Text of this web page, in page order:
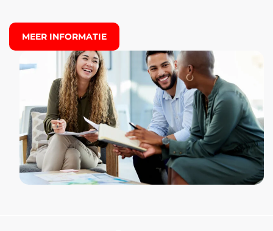
MEER INFORMATIE